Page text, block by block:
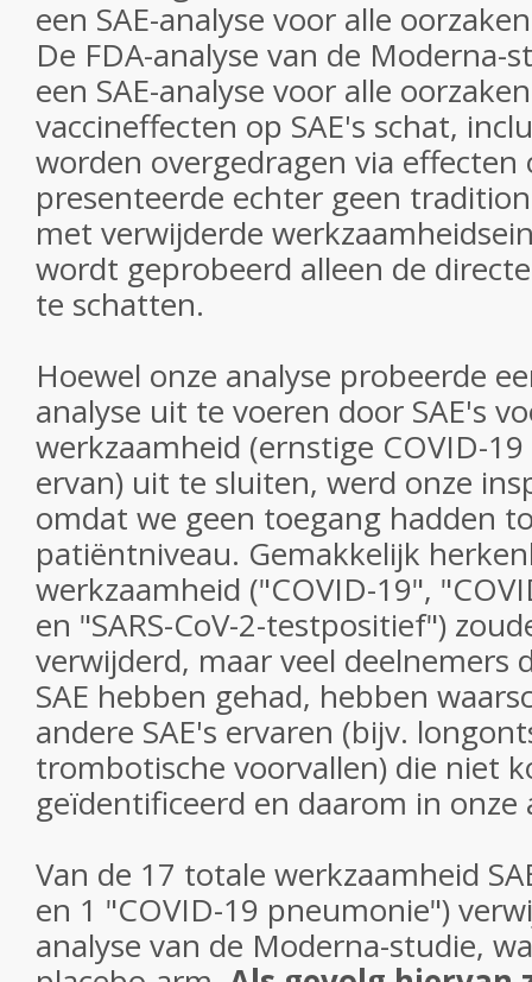
een SAE-analyse voor alle
De FDA-analyse van de Moderna-
een SAE-analyse voor alle
vaccineffecten op SAE's schat,
worden overgedragen via effecten
presenteerde echter geen
met verwijderde
wordt geprobeerd alleen de
te schatten.
Hoewel onze analyse probeerde
analyse uit te voeren door SAE's
werkzaamheid (ernstige COVID-
ervan) uit te sluiten, werd onze
omdat we geen toegang hadden
patiëntniveau. Gemakkelijk
werkzaamheid ("COVID-19",
en "SARS-CoV-2-testpositief")
verwijderd, maar veel deelnemers
SAE hebben gehad, hebben
andere SAE's ervaren (bijv.
trombotische voorvallen) die niet
geïdentificeerd en daarom in onze
Van de 17 totale werkzaamheid
en 1 "COVID-19 pneumonie")
analyse van de Moderna-studie,